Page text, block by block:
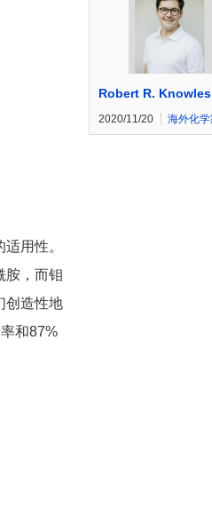
用性。
胺，而钼
创造性地
和87%
Robert R. Knowles
2020/11/20 海外化学